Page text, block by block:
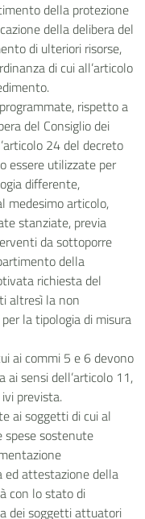
della protezione
della delibera del
di ulteriori risorse,
di cui all’articolo
rispetto a
del Consiglio dei
24 del decreto
essere utilizzate per
differente,
medesimo articolo,
stanziate, previa
da sottoporre
della
richiesta del
altresì la non
la tipologia di misura
ai commi 5 e 6 devono
ai sensi dell’articolo 11,
prevista.
ai soggetti di cui al
spese sostenute
ed attestazione della
con lo stato di
dei soggetti attuatori